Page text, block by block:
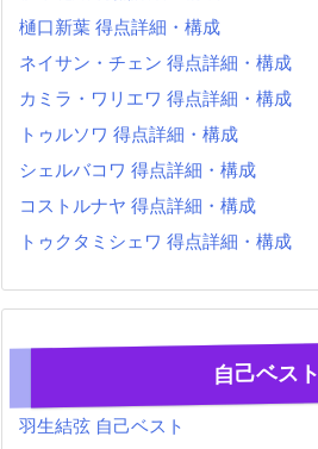
樋口新葉 得点詳細・構成
ネイサン・チェン 得点詳細・構成
カミラ・ワリエワ 得点詳細・構成
トゥルソワ 得点詳細・構成
シェルバコワ 得点詳細・構成
コストルナヤ 得点詳細・構成
トゥクタミシェワ 得点詳細・構成
自己ベスト
羽生結弦 自己ベスト